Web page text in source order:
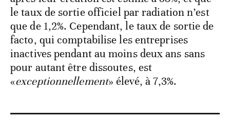
le taux de sortie officiel par radiation n’est
que de 1,2%. Cependant, le taux de sortie de
facto, qui comptabilise les entreprises
inactives pendant au moins deux ans sans
pour autant être dissoutes, est
«exceptionnellement» élevé, à 7,3%.